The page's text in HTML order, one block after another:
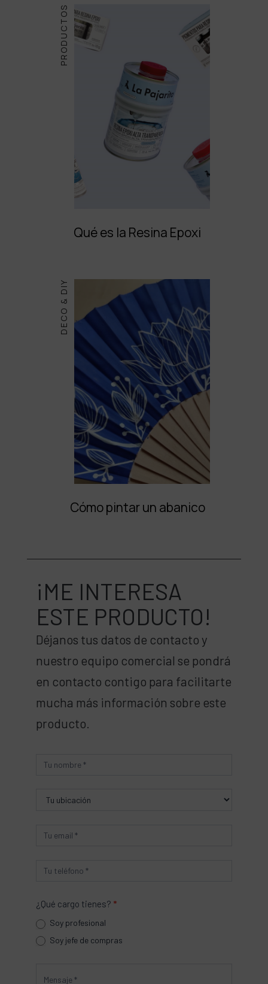
PRODUCTOS
Qué es la Resina Epoxi
DECO & DIY
Cómo pintar un abanico
¡ME INTERESA
ESTE PRODUCTO!
Déjanos tus datos de contacto y
nuestro equipo comercial se pondrá
en contacto contigo para facilitarte
mucha más información sobre este
producto.
Producto
¿Qué cargo tienes? *
Soy profesional
Soy jefe de compras